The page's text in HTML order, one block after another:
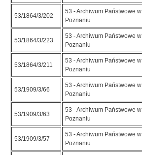
53/1864/3/202
53 - Archiwum Państwowe w
Poznaniu
53/1864/3/223
53 - Archiwum Państwowe w
Poznaniu
53/1864/3/211
53 - Archiwum Państwowe w
Poznaniu
53/1909/3/66
53 - Archiwum Państwowe w
Poznaniu
53/1909/3/63
53 - Archiwum Państwowe w
Poznaniu
53/1909/3/57
53 - Archiwum Państwowe w
Poznaniu